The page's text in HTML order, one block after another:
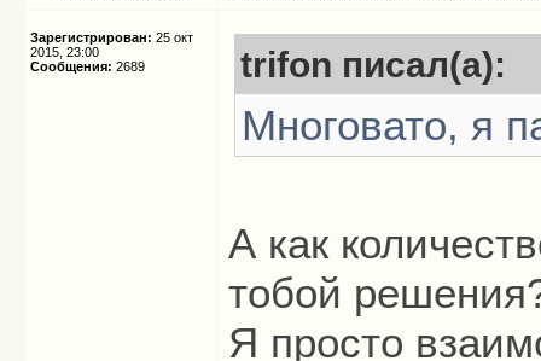
Зарегистрирован: 25 окт
2015, 23:00
Сообщения: 2689 trifon писал(а):
Многовато, я
А как
тобой
Я просто